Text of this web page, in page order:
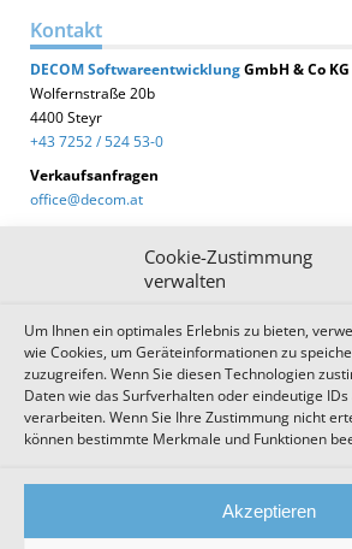
Cookie-Zustimmung
verwalten
Um Ihnen ein optimales Erlebnis zu bieten,
wie Cookies, um Geräteinformationen zu
zuzugreifen. Wenn Sie diesen Technologien
Daten wie das Surfverhalten oder eindeutige
verarbeiten. Wenn Sie Ihre Zustimmung nicht
können bestimmte Merkmale und Funktionen
Akzeptieren
Kontakt
DECOMSoftwareentwicklungGmbH & Co KG
Wolfernstraße 20b
4400 Steyr
+43 7252 / 524 53-0
Verkaufsanfragen
office@decom.at
DECOM News
Zum Newsletter anmelden!